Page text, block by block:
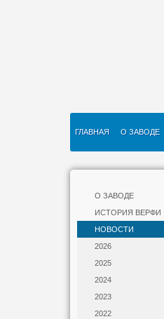
ГЛАВНАЯ О ЗАВОДЕ
О ЗАВОДЕ
ИСТОРИЯ ВЕРФИ
НОВОСТИ
2026
2025
2024
2023
2022